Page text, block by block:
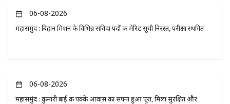
06-08-2026
महासमुंद : बिहान मिशन के विभिन्न संविदा पदों की मेरिट सूची निरस्त, परीक्षा स्थगित
06-08-2026
महासमुंद : कुमारी बाई की पक्के आवास का सपना हुआ पूरा, मिला सुरक्षित और